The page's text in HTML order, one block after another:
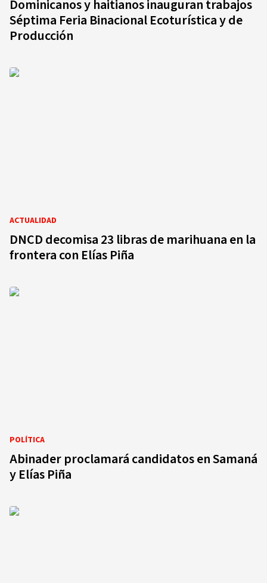
Dominicanos y haitianos inauguran trabajos
Séptima Feria Binacional Ecoturística y de
Producción
ACTUALIDAD
DNCD decomisa 23 libras de marihuana en la
frontera con Elías Piña
POLÍTICA
Abinader proclamará candidatos en Samaná
y Elías Piña